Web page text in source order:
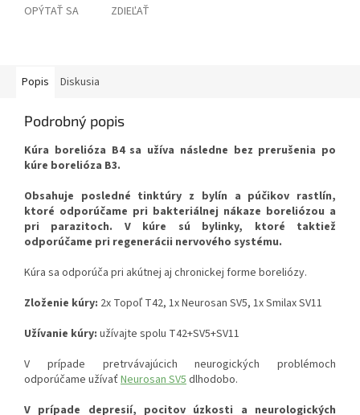
OPÝTAŤ SA ZDIEĽAŤ
Popis Diskusia
Podrobný popis
Kúra borelióza B4 sa užíva následne bez prerušenia po
kúre borelióza B3.
Obsahuje posledné tinktúry z bylín a púčikov rastlín,
ktoré odporúčame pri bakteriálnej nákaze boreliózou a
pri parazitoch. V kúre sú bylinky, ktoré taktiež
odporúčame pri regenerácii nervového systému.
Kúra sa odporúča pri akútnej aj chronickej forme boreliózy.
Zloženie kúry: 2x Topoľ T42, 1x Neurosan SV5, 1x Smilax SV11
Užívanie kúry: užívajte spolu T42+SV5+SV11
V prípade pretrvávajúcich neurogických problémoch
odporúčame užívať Neurosan SV5dlhodobo.
V prípade depresií, pocitov úzkosti a neurologických